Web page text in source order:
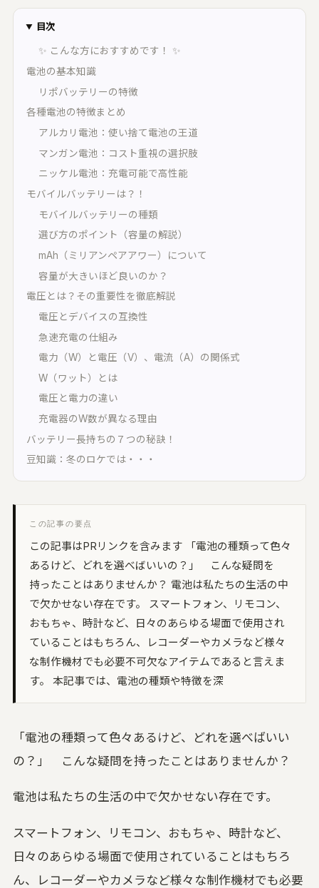
DAR 3D
オーディオ｜配置・動きを記録・5.1〜
・ADM/BW64
SPATIAL
整合｜スポットを整え、立体音響で書き出
キャプチャー
ムトーン実測｜環境に最適化して自動整音
設計シミュレーター｜無指向 A/B・残響・
FIELD
キング一致率｜2D/3D で音場を予測
ANALYZER
ディオアナライザー｜LUFS・スペクトラ
MONTAGE
シックのテイク編集｜いちばん良い部分を
MAXIMIZER
ノ調律｜ブラウザで精密チューニング
TEAM
ルック
ARTWORK
変換 (無料)｜ジャケット・サムネイルを規
おりに
目次
✨ こんな方におすすめです！ ✨
電池の基本知識
リポバッテリーの特徴
各種電池の特徴まとめ
アルカリ電池：使い捨て電池の王道
マンガン電池：コスト重視の選択肢
ニッケル電池：充電可能で高性能
モバイルバッテリーは？！
モバイルバッテリーの種類
選び方のポイント（容量の解説）
mAh（ミリアンペアアワー）について
容量が大きいほど良いのか？
電圧とは？その重要性を徹底解説
電圧とデバイスの互換性
急速充電の仕組み
電力（W）と電圧（V）、電流（A）の関係式
W（ワット）とは
電圧と電力の違い
充電器のW数が異なる理由
バッテリー長持ちの７つの秘訣！
豆知識：冬のロケでは・・・
この記事の要点
この記事はPRリンクを含みます 「電池の種類って色々
あるけど、どれを選べばいいの？」 こんな疑問を
持ったことはありませんか？ 電池は私たちの生活の中
で欠かせない存在です。 スマートフォン、リモコン、
おもちゃ、時計など、日々のあらゆる場面で使用され
ていることはもちろん、レコーダーやカメラなど様々
な制作機材でも必要不可欠なアイテムであると言えま
す。 本記事では、電池の種類や特徴を深
「電池の種類って色々あるけど、どれを選べばいい
の？」 こんな疑問を持ったことはありませんか？
電池は私たちの生活の中で欠かせない存在です。
スマートフォン、リモコン、おもちゃ、時計など、
日々のあらゆる場面で使用されていることはもちろ
ん、レコーダーやカメラなど様々な制作機材でも必要